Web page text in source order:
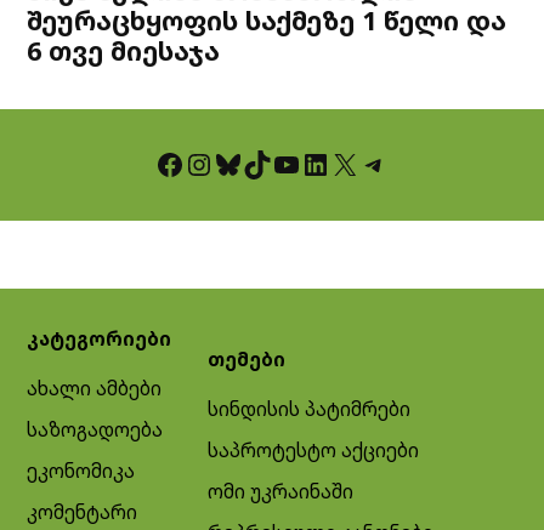
შეურაცხყოფის საქმეზე 1 წელი და
6 თვე მიესაჯა
Facebook InstagramBluesky TikTok YouTube LinkedIn X Telegram
კატეგორიები
ახალი ამბები
საზოგადოება
ეკონომიკა
კომენტარი
თემები
სინდისის პატიმრები
საპროტესტო აქციები
ომი უკრაინაში